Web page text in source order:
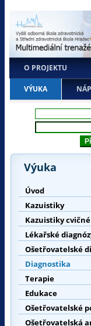
O PROJEKTU
VÝUKA
Výuka
Úvod
Kazuistiky
Kazuistiky cvičné
Lékařské
Ošetřovatelské
Diagnostika
Terapie
Edukace
Ošetřovatelské
Ošetřovatelská